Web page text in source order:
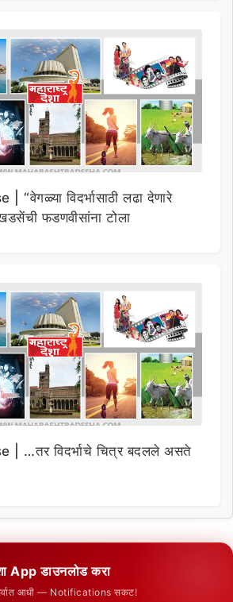
विदर्भासाठी लढा देणारे
फडणवीसांना टोला
| …तर विदर्भाचे चित्र बदलले असते
App डाउनलोड करा
सर्वात आधी — Notifications सकट!